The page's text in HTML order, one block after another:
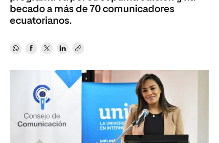
becado a más de 70 comunicadores
ecuatorianos.